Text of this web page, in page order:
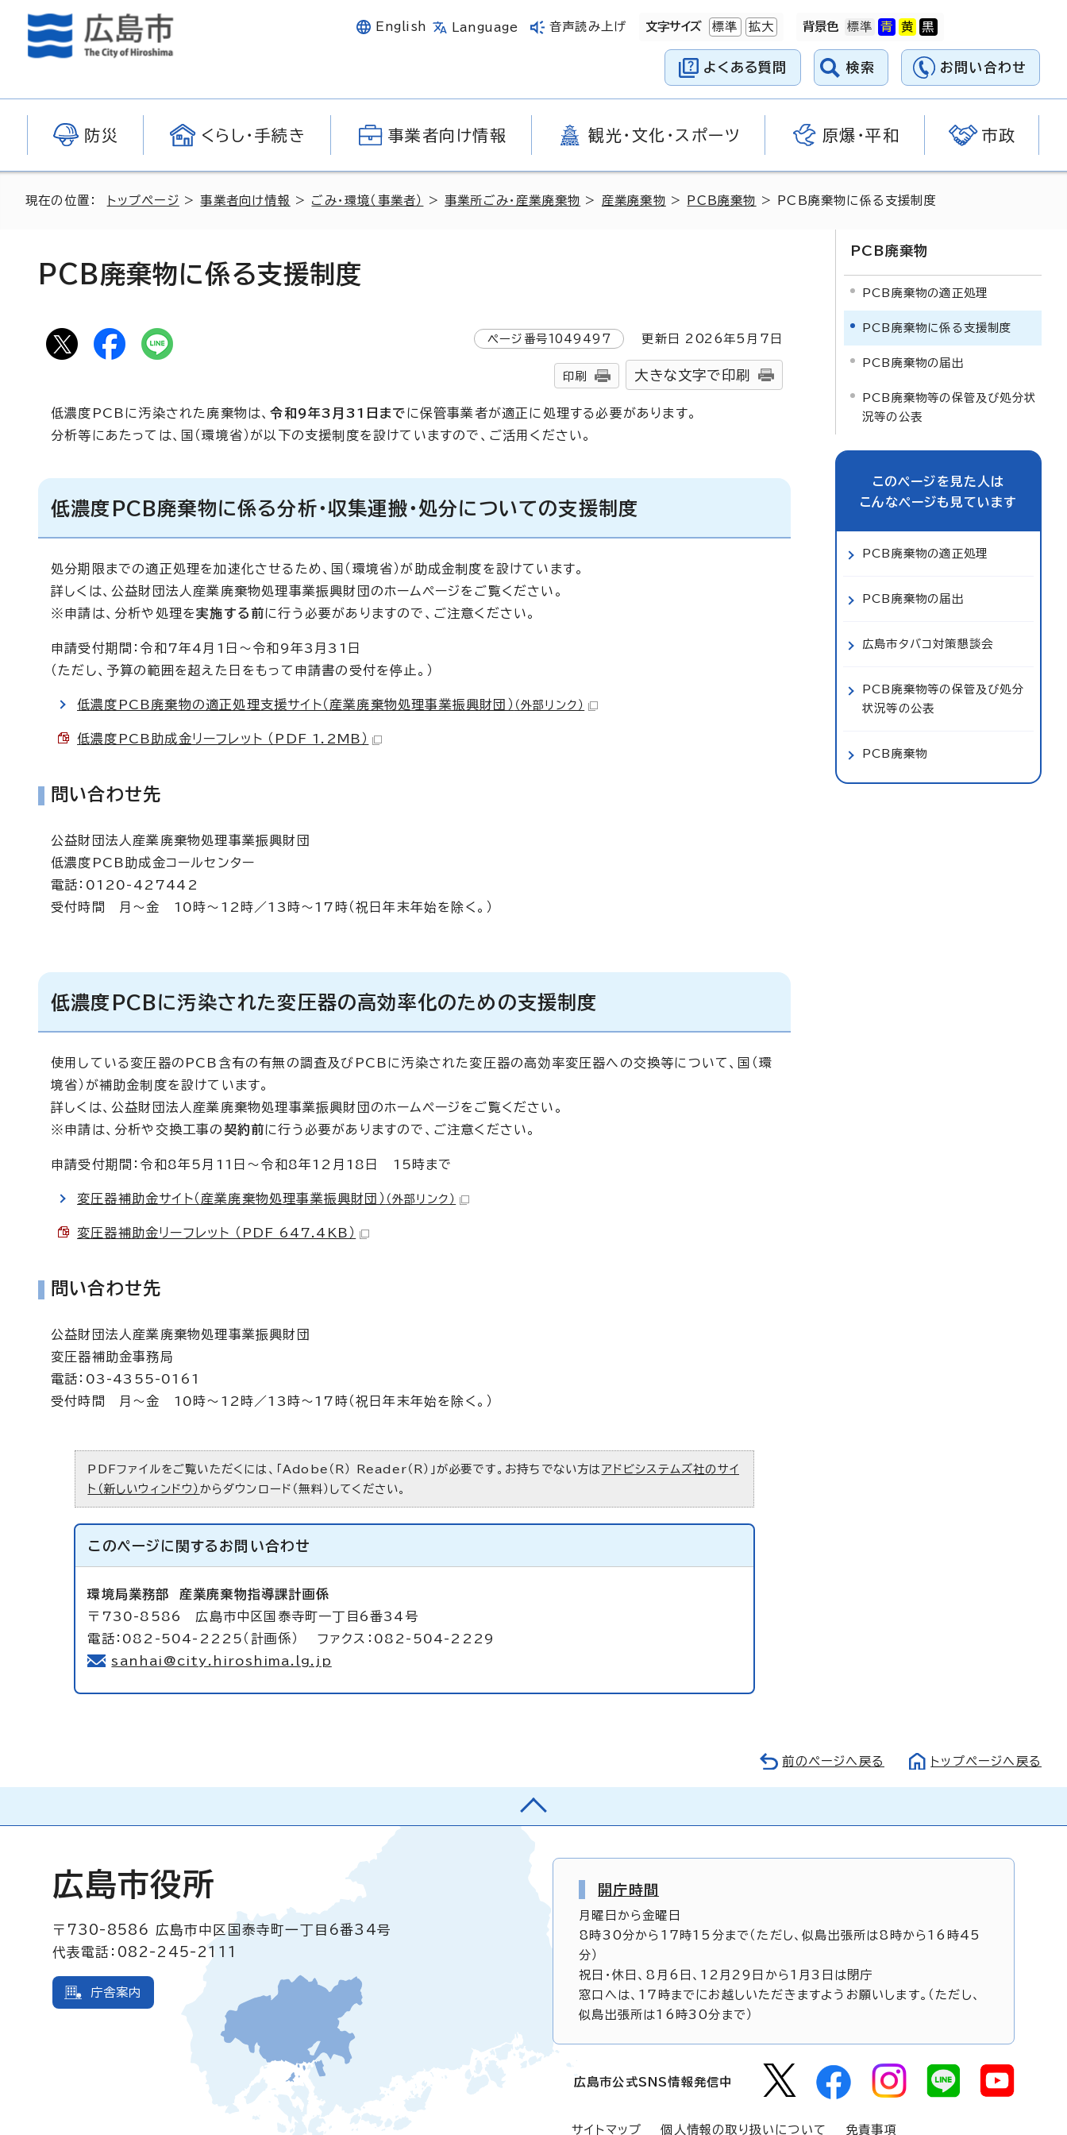
English Language 音声読み上げ 文字サイズ 標準 拡大 背景色
よくある質問 検索 お問い合わせ
防災 くらし・手続き 事業者向け情報 観光・文化・スポーツ 原爆・平和 市政
現在の位置： トップページ >事業者向け情報 > ごみ・環境（事業者） >事業所ごみ・産業廃棄物 > 産業廃棄物 > PCB廃棄物 > PCB廃棄物に係る支援制度
PCB廃棄物に係る支援制度
ページ番号1049497 更新日 2026年5月7日
印刷 大きな文字で印刷
低濃度PCBに汚染された廃棄物は、令和9年3月31日までに保管事業者が適正に処理する必要があります。
分析等にあたっては、国（環境省）が以下の支援制度を設けていますので、ご活用ください。
低濃度PCB廃棄物に係る分析・収集運搬・処分についての支援制度
処分期限までの適正処理を加速化させるため、国（環境省）が助成金制度を設けています。
詳しくは、公益財団法人産業廃棄物処理事業振興財団のホームページをご覧ください。
※申請は、分析や処理を実施する前に行う必要がありますので、ご注意ください。
申請受付期間：令和7年4月1日～令和9年3月31日
（ただし、予算の範囲を超えた日をもって申請書の受付を停止。）
低濃度PCB廃棄物の適正処理支援サイト（産業廃棄物処理事業振興財団） （外部リンク）
低濃度PCB助成金リーフレット （PDF 1.2MB）
問い合わせ先
公益財団法人産業廃棄物処理事業振興財団
低濃度PCB助成金コールセンター
電話：0120-427442
受付時間 月～金 10時～12時／13時～17時（祝日年末年始を除く。）
低濃度PCBに汚染された変圧器の高効率化のための支援制度
使用している変圧器のPCB含有の有無の調査及びPCBに汚染された変圧器の高効率変圧器への交換等について、国（環
境省）が補助金制度を設けています。
詳しくは、公益財団法人産業廃棄物処理事業振興財団のホームページをご覧ください。
※申請は、分析や交換工事の契約前に行う必要がありますので、ご注意ください。
申請受付期間：令和8年5月11日～令和8年12月18日 15時まで
変圧器補助金サイト（産業廃棄物処理事業振興財団） （外部リンク）
変圧器補助金リーフレット （PDF 647.4KB）
問い合わせ先
公益財団法人産業廃棄物処理事業振興財団
変圧器補助金事務局
電話：03-4355-0161
受付時間 月～金 10時～12時／13時～17時（祝日年末年始を除く。）
PDFファイルをご覧いただくには、「Adobe（R） Reader（R）」が必要です。お持ちでない方は アドビシステムズ社のサイ
ト（新しいウィンドウ） からダウンロード（無料）してください。
このページに関する お問い合わせ
環境局業務部 産業廃棄物指導課計画係
〒730-8586 広島市中区国泰寺町一丁目6番34号
電話：082-504-2225（計画係） ファクス：082-504-2229
sanhai@city.hiroshima.lg.jp
PCB廃棄物
PCB廃棄物の適正処理
PCB廃棄物に係る支援制度
PCB廃棄物の届出
PCB廃棄物等の保管及び処分状
況等の公表
このページを見た人は
こんなページも見ています
PCB廃棄物の適正処理
PCB廃棄物の届出
広島市タバコ対策懇談会
PCB廃棄物等の保管及び処分
状況等の公表
PCB廃棄物
前のページへ戻る トップページへ戻る
広島市役所
〒730-8586
広島市中区国泰寺町一丁目6番34号
代表電話：082-245-2111
庁舎案内
開庁時間
月曜日から金曜日
8時30分から17時15分まで（ただし、似島出張所は8時から16時45
分）
祝日・休日、8月6日、12月29日から1月3日は閉庁
窓口へは、17時までにお越しいただきますようお願いします。（ただし、
似島出張所は16時30分まで）
広島市公式SNS情報発信中
サイトマップ 個人情報の取り扱いについて 免責事項